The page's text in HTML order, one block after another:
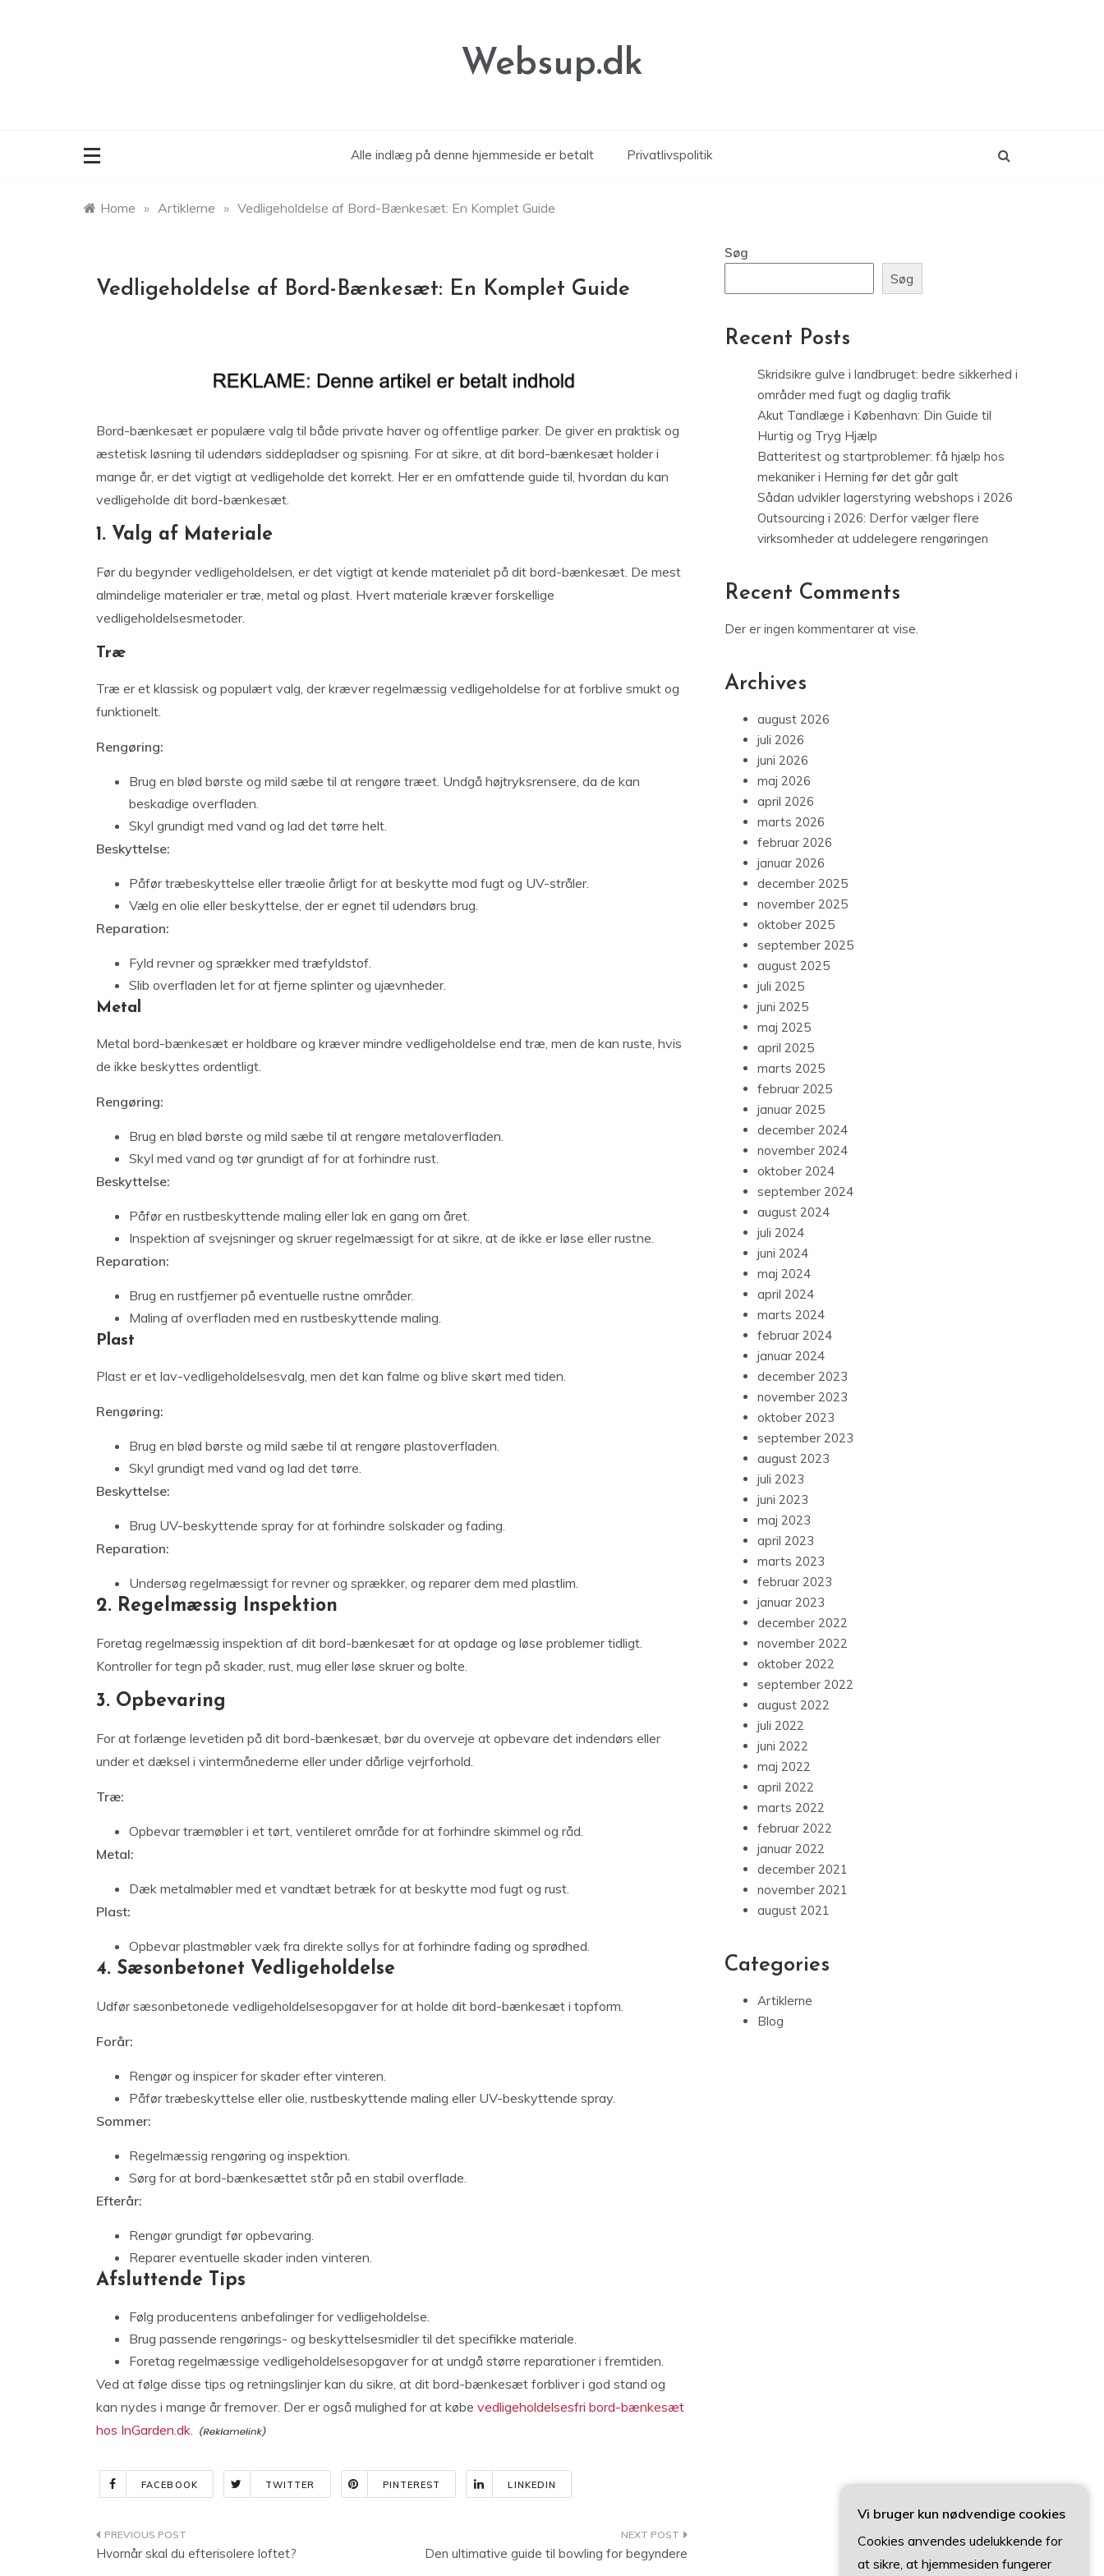
Websup.dk
Alle indlæg på denne hjemmeside er betalt Privatlivspolitik
Home » Artiklerne » Vedligeholdelse af Bord-Bænkesæt: En Komplet Guide
Vedligeholdelse af Bord-Bænkesæt: En Komplet Guide
Bord-bænkesæt er populære valg til både private haver og offentlige parker. De giver en praktisk og
æstetisk løsning til udendørs siddepladser og spisning. For at sikre, at dit bord-bænkesæt holder i
mange år, er det vigtigt at vedligeholde det korrekt. Her er en omfattende guide til, hvordan du kan
vedligeholde dit bord-bænkesæt.
1. Valg af Materiale
Før du begynder vedligeholdelsen, er det vigtigt at kende materialet på dit bord-bænkesæt. De mest
almindelige materialer er træ, metal og plast. Hvert materiale kræver forskellige
vedligeholdelsesmetoder.
Træ
Træ er et klassisk og populært valg, der kræver regelmæssig vedligeholdelse for at forblive smukt og
funktionelt.
Rengøring:
Brug en blød børste og mild sæbe til at rengøre træet. Undgå højtryksrensere, da de kan
beskadige overfladen.
Skyl grundigt med vand og lad det tørre helt.
Beskyttelse:
Påfør træbeskyttelse eller træolie årligt for at beskytte mod fugt og UV-stråler.
Vælg en olie eller beskyttelse, der er egnet til udendørs brug.
Reparation:
Fyld revner og sprækker med træfyldstof.
Slib overfladen let for at fjerne splinter og ujævnheder.
Metal
Metal bord-bænkesæt er holdbare og kræver mindre vedligeholdelse end træ, men de kan ruste, hvis
de ikke beskyttes ordentligt.
Rengøring:
Brug en blød børste og mild sæbe til at rengøre metaloverfladen.
Skyl med vand og tør grundigt af for at forhindre rust.
Beskyttelse:
Påfør en rustbeskyttende maling eller lak en gang om året.
Inspektion af svejsninger og skruer regelmæssigt for at sikre, at de ikke er løse eller rustne.
Reparation:
Brug en rustfjerner på eventuelle rustne områder.
Maling af overfladen med en rustbeskyttende maling.
Plast
Plast er et lav-vedligeholdelsesvalg, men det kan falme og blive skørt med tiden.
Rengøring:
Brug en blød børste og mild sæbe til at rengøre plastoverfladen.
Skyl grundigt med vand og lad det tørre.
Beskyttelse:
Brug UV-beskyttende spray for at forhindre solskader og fading.
Reparation:
Undersøg regelmæssigt for revner og sprækker, og reparer dem med plastlim.
2. Regelmæssig Inspektion
Foretag regelmæssig inspektion af dit bord-bænkesæt for at opdage og løse problemer tidligt.
Kontroller for tegn på skader, rust, mug eller løse skruer og bolte.
3. Opbevaring
For at forlænge levetiden på dit bord-bænkesæt, bør du overveje at opbevare det indendørs eller
under et dæksel i vintermånederne eller under dårlige vejrforhold.
Træ:
Opbevar træmøbler i et tørt, ventileret område for at forhindre skimmel og råd.
Metal:
Dæk metalmøbler med et vandtæt betræk for at beskytte mod fugt og rust.
Plast:
Opbevar plastmøbler væk fra direkte sollys for at forhindre fading og sprødhed.
4. Sæsonbetonet Vedligeholdelse
Udfør sæsonbetonede vedligeholdelsesopgaver for at holde dit bord-bænkesæt i topform.
Forår:
Rengør og inspicer for skader efter vinteren.
Påfør træbeskyttelse eller olie, rustbeskyttende maling eller UV-beskyttende spray.
Sommer:
Regelmæssig rengøring og inspektion.
Sørg for at bord-bænkesættet står på en stabil overflade.
Efterår:
Rengør grundigt før opbevaring.
Reparer eventuelle skader inden vinteren.
Afsluttende Tips
Følg producentens anbefalinger for vedligeholdelse.
Brug passende rengørings- og beskyttelsesmidler til det specifikke materiale.
Foretag regelmæssige vedligeholdelsesopgaver for at undgå større reparationer i fremtiden.
Ved at følge disse tips og retningslinjer kan du sikre, at dit bord-bænkesæt forbliver i god stand og
kan nydes i mange år fremover. Der er også mulighed for at købe vedligeholdelsesfri bord-bænkesæt
hos InGarden.dk.
FACEBOOK TWITTER PINTEREST LINKEDIN
Indlægsnavigation
Hvornår skal du efterisolere loftet? Den ultimative guide til bowling for begyndere
Søg
Søg
Recent Posts
Skridsikre gulve i landbruget: bedre sikkerhed i
områder med fugt og daglig trafik
Akut Tandlæge i København: Din Guide til
Hurtig og Tryg Hjælp
Batteritest og startproblemer: få hjælp hos
mekaniker i Herning før det går galt
Sådan udvikler lagerstyring webshops i 2026
Outsourcing i 2026: Derfor vælger flere
virksomheder at uddelegere rengøringen
Recent Comments
Der er ingen kommentarer at vise.
Archives
august 2026
juli 2026
juni 2026
maj 2026
april 2026
marts 2026
februar 2026
januar 2026
december 2025
november 2025
oktober 2025
september 2025
august 2025
juli 2025
juni 2025
maj 2025
april 2025
marts 2025
februar 2025
januar 2025
december 2024
november 2024
oktober 2024
september 2024
august 2024
juli 2024
juni 2024
maj 2024
april 2024
marts 2024
februar 2024
januar 2024
december 2023
november 2023
oktober 2023
september 2023
august 2023
juli 2023
juni 2023
maj 2023
april 2023
marts 2023
februar 2023
januar 2023
december 2022
november 2022
oktober 2022
september 2022
august 2022
juli 2022
juni 2022
maj 2022
april 2022
marts 2022
februar 2022
januar 2022
december 2021
november 2021
august 2021
Categories
Artiklerne
Blog
Vi bruger kun nødvendige cookies
Cookies anvendes udelukkende for
at sikre, at hjemmesiden fungerer